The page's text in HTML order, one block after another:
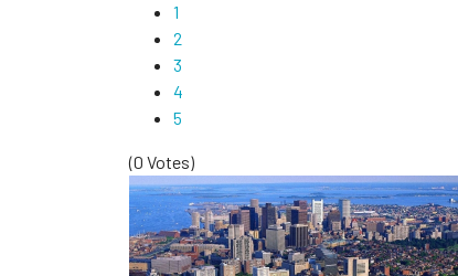
1
2
3
4
5
(0 Votes)